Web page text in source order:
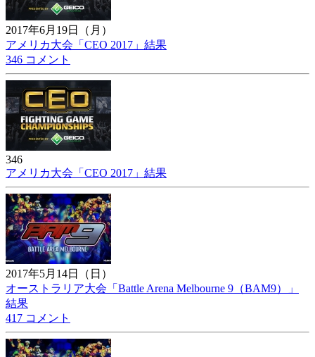
2017年6月19日（月）
アメリカ大会「CEO 2017」結果
346 コメント
346
アメリカ大会「CEO 2017」結果
2017年5月14日（日）
オーストラリア大会「Battle Arena Melbourne 9（BAM9）」
結果
417 コメント